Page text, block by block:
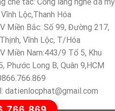
Lộc,Thanh Hóa
Miền Bắc: Số 99, Đường 217,
Vĩnh Lộc, T/Hóa
Miền Nam:443/9 Tổ 5, Khu
Phước Long B, Quân 9,HCM
datienlocphat@gmail.com